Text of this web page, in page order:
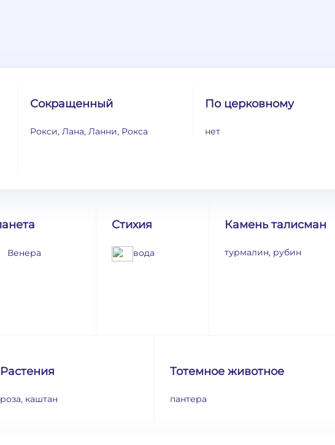
Сокращенный
Рокси, Лана, Ланни, Рокса
По церковному
нет
Венера
Стихия
вода
Камень талисман
турмалин, рубин
Растения
роза, каштан
Тотемное животное
пантера